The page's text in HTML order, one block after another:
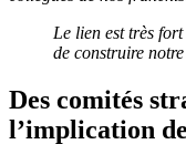
Le lien est très
de construire
Des comités
l’implication